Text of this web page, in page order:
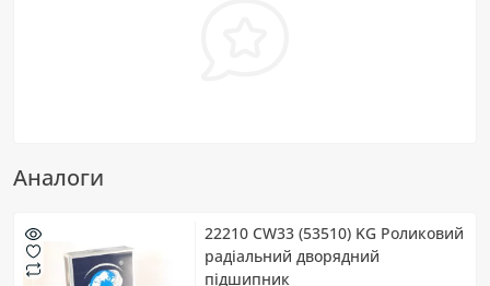
Аналоги
22210 CW33 (53510) KG Роликовий
радіальний дворядний
підшипник